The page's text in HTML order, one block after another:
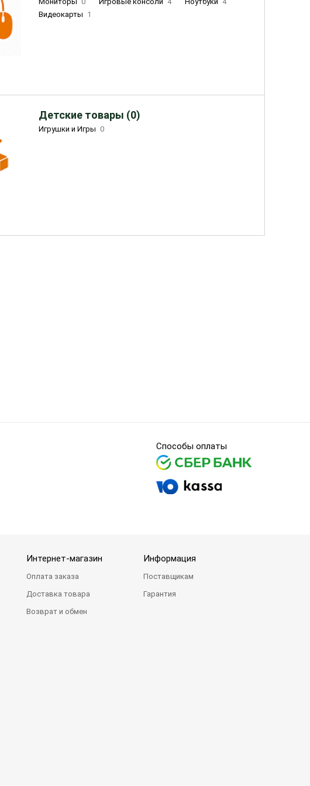
Видеокарты 1
Детские товары (0)
Игрушки и Игры 0
Способы оплаты
Интернет-магазин
Оплата заказа
Доставка товара
Возврат и обмен
Информация
Поставщикам
Гарантия